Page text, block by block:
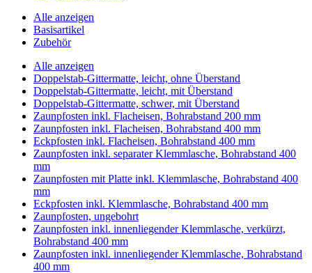
Alle anzeigen
Basisartikel
Zubehör
Alle anzeigen
Doppelstab-Gittermatte, leicht, ohne Überstand
Doppelstab-Gittermatte, leicht, mit Überstand
Doppelstab-Gittermatte, schwer, mit Überstand
Zaunpfosten inkl. Flacheisen, Bohrabstand 200 mm
Zaunpfosten inkl. Flacheisen, Bohrabstand 400 mm
Eckpfosten inkl. Flacheisen, Bohrabstand 400 mm
Zaunpfosten inkl. separater Klemmlasche, Bohrabstand 400
mm
Zaunpfosten mit Platte inkl. Klemmlasche, Bohrabstand 400
mm
Eckpfosten inkl. Klemmlasche, Bohrabstand 400 mm
Zaunpfosten, ungebohrt
Zaunpfosten inkl. innenliegender Klemmlasche, verkürzt,
Bohrabstand 400 mm
Zaunpfosten inkl. innenliegender Klemmlasche, Bohrabstand
400 mm